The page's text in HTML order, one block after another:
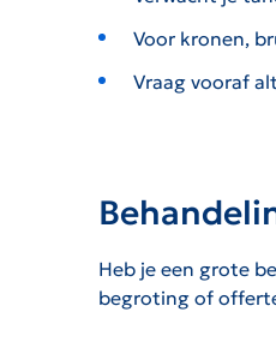
Voor kronen,
Vraag vooraf
Heb je een grote
begroting of